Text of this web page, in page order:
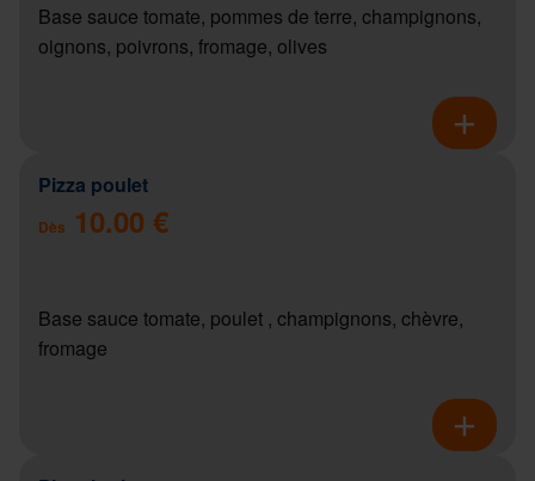
Base sauce tomate, pommes de terre, champignons,
oignons, poivrons, fromage, olives
Pizza poulet
Dès 10.00 €
Base sauce tomate, poulet , champignons, chèvre,
fromage